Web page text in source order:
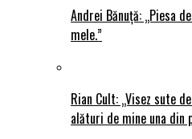
Andrei Bănuță: „Piesa
mele.”
Rian Cult: „Visez sute
alături de mine una din